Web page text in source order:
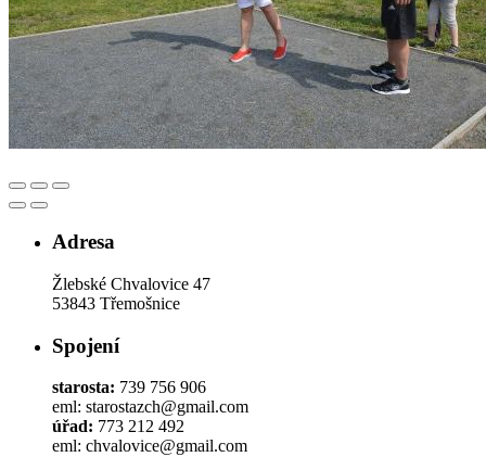
Adresa
Žlebské Chvalovice 47
53843 Třemošnice
Spojení
starosta: 739 756 906
eml: starostazch@gmail.com
úřad: 773 212 492
eml: chvalovice@gmail.com